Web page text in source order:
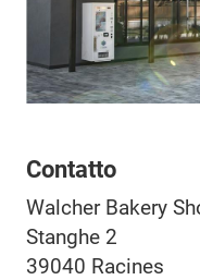
Contatto
Walcher Bakery
Stanghe 2
39040 Racines